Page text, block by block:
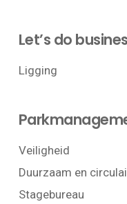
Let’s do
Ligging
Veiligheid
Duurzaam en
Stagebureau